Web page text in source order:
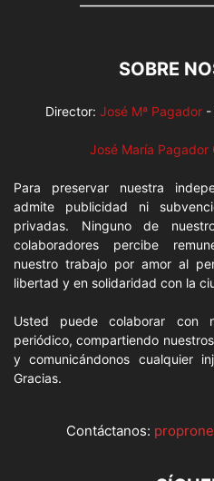
SOBRE
Director: José Mª Pagador-
José María Pagador
Para preservar nuestra
admite publicidad ni
privadas. Ninguno de
colaboradores percibe
nuestro trabajo por amor al
libertad y en solidaridad con la
Usted puede colaborar con
periódico, compartiendo
y comunicándonos cualquier
Gracias.
Contáctanos: